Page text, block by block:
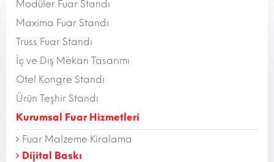
Modüler Fuar Standı
Maxima Fuar Standı
Truss Fuar Standı
İç ve Dış Mekan Tasarımı
Otel Kongre Standı
Ürün Teşhir Standı
Kurumsal Fuar Hizmetleri
Fuar Malzeme Kiralama
Dijital Baskı